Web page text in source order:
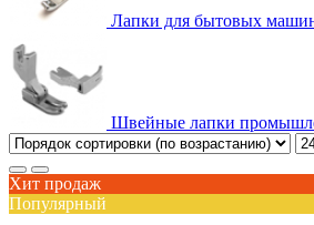
Лапки для бытовых
Швейные лапки
Хит продаж
Популярный